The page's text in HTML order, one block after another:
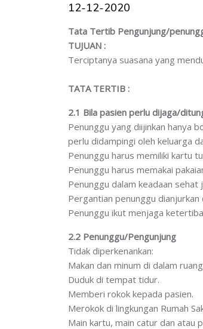
12-12-2020
Tata Tertib Pengunjung/
TUJUAN :
Terciptanya suasana yang
TATA TERTIB :
2.1 Bila pasien perlu dijaga/
Penunggu yang diijinkan hanya
perlu didampingi oleh keluarga
Penunggu harus memiliki kartu
Penunggu harus memakai
Penunggu dalam keadaan sehat
Pergantian penunggu
Penunggu ikut menjaga
2.2 Penunggu/Pengunjung
Tidak diperkenankan:
Makan dan minum di dalam
Duduk di tempat tidur.
Memberi rokok kepada pasien.
Merokok di lingkungan Rumah
Main kartu, main catur dan atau